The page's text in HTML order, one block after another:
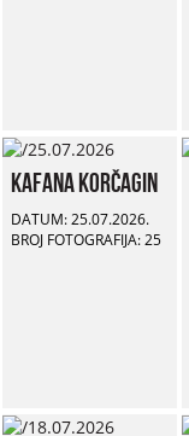
Kafana Korčagin
DATUM: 25.07.2026.
BROJ FOTOGRAFIJA: 25